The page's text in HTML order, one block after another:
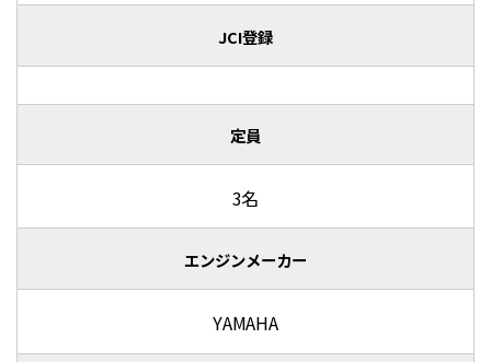
JCI登録
定員
3名
エンジンメーカー
YAMAHA